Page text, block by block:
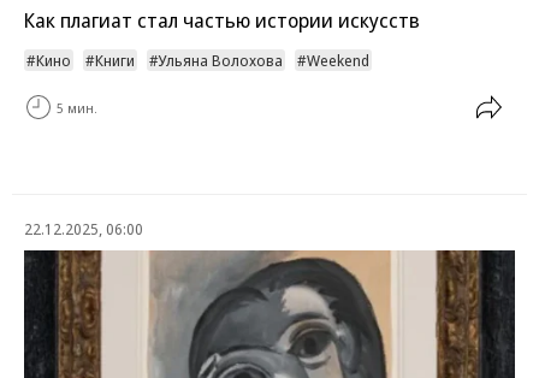
Как плагиат стал частью истории искусств
Кино Книги Ульяна Волохова Weekend
5 мин.
22.12.2025, 06:00